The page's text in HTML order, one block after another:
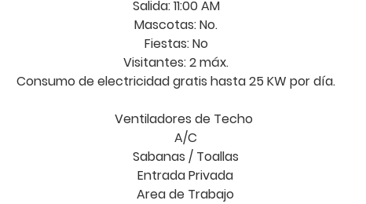
Sueño Profundo: Camas vestidas con sábanas de
algodón egipcio de 1000 hilos.
Spa en Casa: Toallas de baño y playa de alta
densidad, además de suaves batas de baño.
Cuidado Personal: Amenidades de cortesía,
shampoo y acondicionador de calidad.
Tu Mañana Perfecta comienza el día rodeado de
Salida:11:00 AM
Mascotas:No.
Fiestas:No
Visitantes: 2máx.
Consumo de electricidad gratis hasta 25 KW por día.
Ventiladores de Techo
A/C
Sabanas / Toallas
Entrada Privada
Area de Trabajo